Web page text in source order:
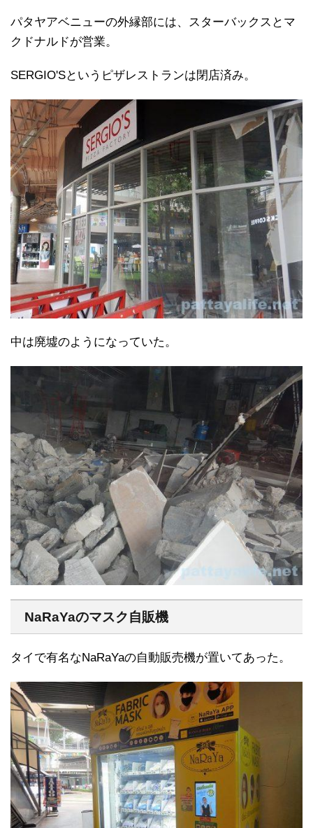
パタヤアベニューの外縁部には、スターバックスとマ
クドナルドが営業。
SERGIO'Sというピザレストランは閉店済み。
中は廃墟のようになっていた。
NaRaYaのマスク自販機
タイで有名なNaRaYaの自動販売機が置いてあった。